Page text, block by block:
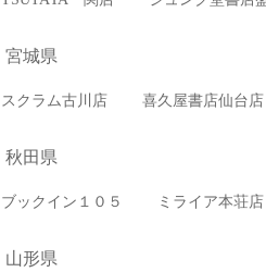
宮城県
スクラム古川店 喜久屋書店仙台店
秋田県
ブックイン１０５ ミライア本荘店
山形県